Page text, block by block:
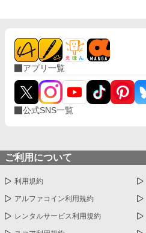
アプリ一覧
公式SNS一覧
ご利用について
利用規約
アルファコイン利用規約
レンタルサービス利用規約